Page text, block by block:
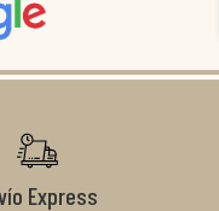
un servicio de 10.
Express